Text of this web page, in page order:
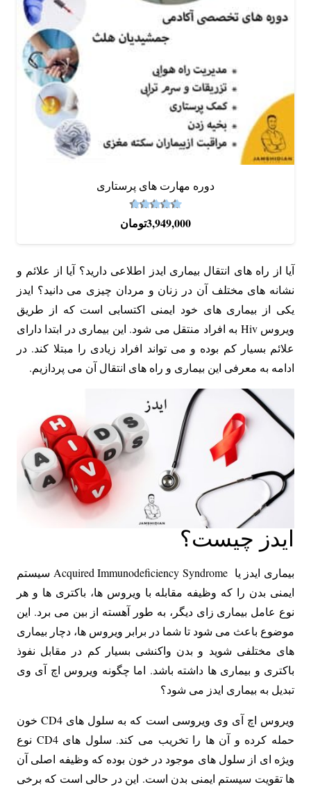
دوره‌ مهارت های پرستاری
از 5 3,949,000تومان
آیا از راه ‌های انتقال بیماری ایدز اطلاعی دارید؟ آیا از علائم و
نشانه‌ های مختلف آن در زنان و مردان چیزی می دانید؟ ایدز
یکی از بیماری ‌های خود ایمنی اکتسابی است که از طریق
ویروس Hiv به افراد منتقل می ‌شود. این بیماری در ابتدا دارای
علائم بسیار کم بوده و می تواند افراد زیادی را مبتلا کند. در
ادامه به معرفی این بیماری و راه‌ های انتقال آن می ‌پردازیم.
ایدز چیست؟
بیماری ایدز یا Acquired Immunodeficiency Syndrome سیستم
ایمنی بدن را که وظیفه مقابله با ویروس ها، باکتری ها و هر
نوع عامل بیماری زای دیگر، به طور آهسته از بین می برد. این
موضوع باعث می شود تا شما در برابر ویروس ها، دچار بیماری
های مختلفی شوید و بدن واکنشی بسیار کم در مقابل نفوذ
باکتری و بیماری ها داشته باشد. اما چگونه ویروس اچ آی وی
تبدیل به بیماری ایدز می شود؟
ویروس اچ آی وی ویروسی است که به سلول های CD4 خون
حمله کرده و آن ها را تخریب می کند. سلول های CD4 نوع
ویژه ای از سلول های موجود در خون بوده که وظیفه اصلی آن
ها تقویت سیستم ایمنی بدن است. این در حالی است که برخی